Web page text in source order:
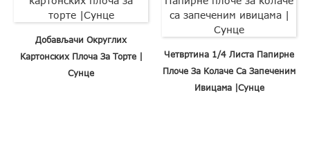
Добављачи Округлих
Картонских Плоча За Торте |
Сунце
Четвртина 1/4 Листа Папирне
Плоче За Колаче Са Запеченим
Ивицама |Сунце